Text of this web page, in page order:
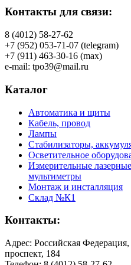
Контакты для связи:
8 (4012) 58-27-62
+7 (952) 053-71-07 (telegram)
+7 (911) 463-30-16 (max)
e-mail: tpo39@mail.ru
Каталог
Автоматика и щиты
Кабель, провод
Лампы
Стабилизаторы,
Осветительное
Измерительные
мультиметры
Монтаж и инсталляция
Склад №К1
Контакты:
Адрес: Российская
проспект, 184